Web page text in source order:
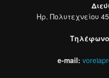
Ηρ. Πολυτεχνείου
e-mail: